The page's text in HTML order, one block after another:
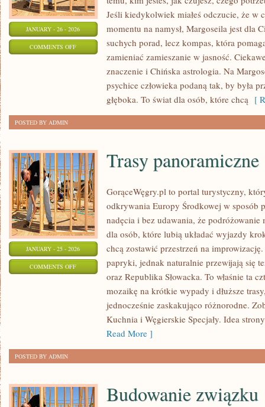
JANUARY - 26 - 2026
COMMENTS OFFON
Jeśli kiedykolwiek miałeś odczucie, że w
momentu na namysł, Margoseila jest dla
suchych porad, lecz kompas, która
zamieniać zamieszanie w jasność.
znaczenie i Chińska astrologia. Na
psychice człowieka podaną tak, by była
głęboka. To świat dla osób, które chcą [
POSTED BY ADMIN
JANUARY - 25 - 2026
COMMENTS OFFON
PANORAMICZNE
Trasy panoramiczne
GorąceWęgry.pl to portal turystyczny,
odkrywania Europy Środkowej w sposób
nadęcia i bez udawania, że podróżowanie
dla osób, które lubią układać wyjazdy
chcą zostawić przestrzeń na
papryki, jednak naturalnie przewijają się
oraz Republika Słowacka. To właśnie ta
mozaikę na krótkie wypady i dłuższe
jednocześnie zaskakująco różnorodne.
Kuchnia i Węgierskie Specjały. Idea
Read More ]
POSTED BY ADMIN
Budowanie związku